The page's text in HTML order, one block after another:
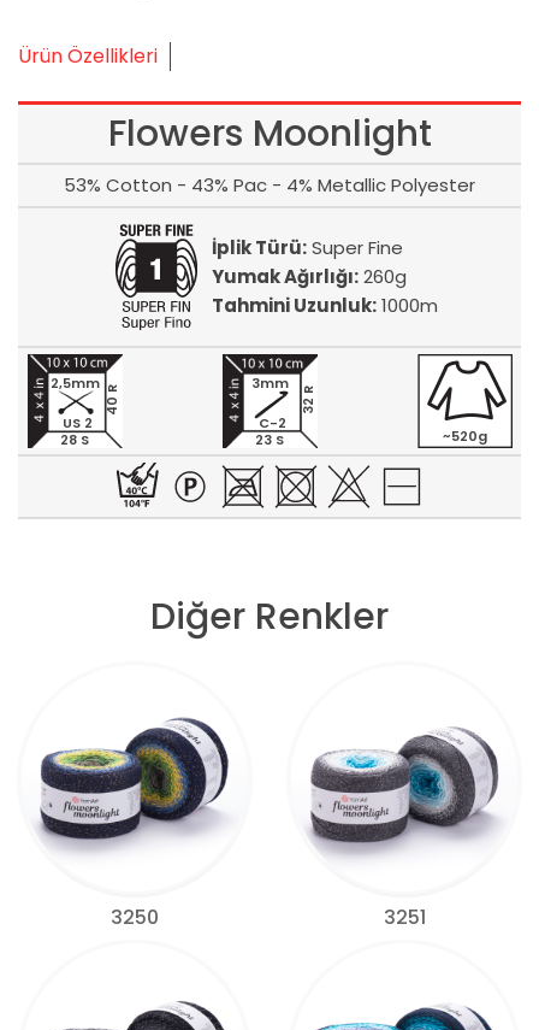
Ürün Özellikleri
Flowers Moonlight
53% Cotton - 43% Pac - 4% Metallic Polyester
İplik Türü:Super Fine
Yumak Ağırlığı:260g
Tahmini Uzunluk:1000m
28 S
40 R
2,5mm
US 2
23 S
32 R
3mm
C-2
~520g
Diğer Renkler
3250 3251